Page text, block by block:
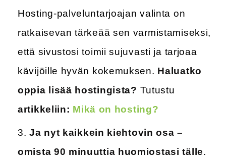
Hosting-palveluntarjoajan valinta on
ratkaisevan tärkeää sen varmistamiseksi,
että sivustosi toimii sujuvasti ja tarjoaa
kävijöille hyvän kokemuksen. Haluatko
oppia lisää hostingista? Tutustu
artikkeliin: Mikä on hosting?
Ja nyt kaikkein kiehtovin osa –
omista 90 minuuttia huomiostasi tälle.